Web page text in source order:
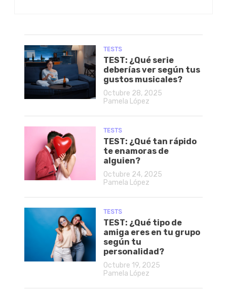
TESTS
TEST: ¿Qué serie
deberías ver según tus
gustos musicales?
Octubre 28, 2025
Pamela López
TESTS
TEST: ¿Qué tan rápido
te enamoras de
alguien?
Octubre 24, 2025
Pamela López
TESTS
TEST: ¿Qué tipo de
amiga eres en tu grupo
según tu
personalidad?
Octubre 19, 2025
Pamela López